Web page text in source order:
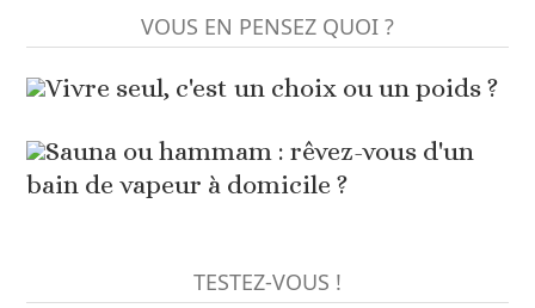
VOUS EN PENSEZ QUOI ?
Vivre seul, c'est un choix ou un poids ?
Sauna ou hammam : rêvez-vous d'un
bain de vapeur à domicile ?
TESTEZ-VOUS !